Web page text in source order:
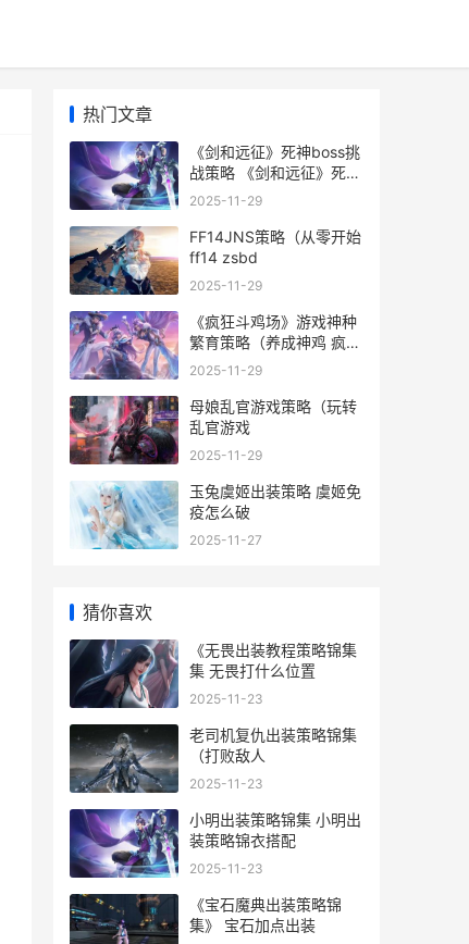
热门文章
《剑和远征》死神boss挑
战策略 《剑和远征》死了
多少人
2025-11-29
FF14JNS策略（从零开始
ff14 zsbd
2025-11-29
《疯狂斗鸡场》游戏神种
繁育策略（养成神鸡 疯狂
斗鸡场下载
2025-11-29
母娘乱官游戏策略（玩转
乱官游戏
2025-11-29
玉兔虞姬出装策略 虞姬免
疫怎么破
2025-11-27
猜你喜欢
《无畏出装教程策略锦集
集 无畏打什么位置
2025-11-23
老司机复仇出装策略锦集
（打败敌人
2025-11-23
小明出装策略锦集 小明出
装策略锦衣搭配
2025-11-23
《宝石魔典出装策略锦
集》 宝石加点出装